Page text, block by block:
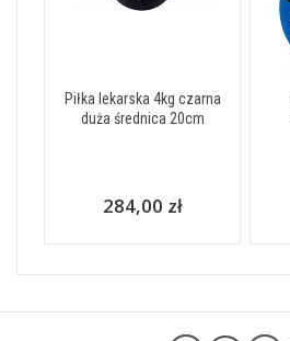
Piłka lekarska 4kg czarna
duża średnica 20cm
284,00 zł